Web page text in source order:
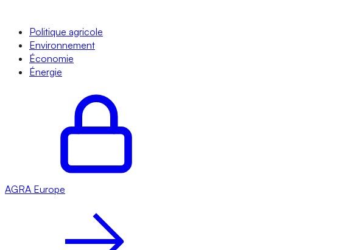
Politique agricole
Environnement
Économie
Énergie
AGRA Europe